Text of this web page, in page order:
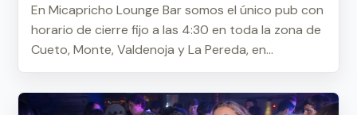
En Micapricho Lounge Bar somos el único pub con
horario de cierre fijo a las 4:30 en toda la zona de
Cueto, Monte, Valdenoja y La Pereda, en...